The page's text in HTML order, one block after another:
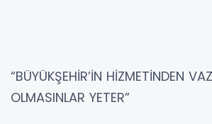
“BÜYÜKŞEHİR’İN HİZMETİNDEN
OLMASINLAR YETER”